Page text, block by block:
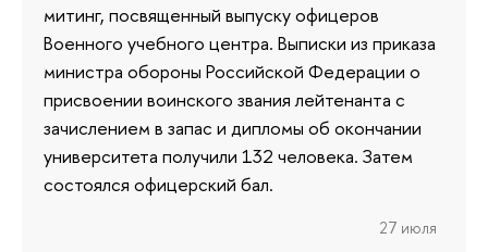
митинг, посвященный выпуску офицеров
Военного учебного центра. Выписки из приказа
министра обороны Российской Федерации о
присвоении воинского звания лейтенанта с
зачислением в запас и дипломы об окончании
университета получили 132 человека. Затем
состоялся офицерский бал.
27 июля